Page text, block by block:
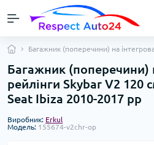
Багажник (поперечини) на
Багажник (поперечини)
рейлінги Skybar V2 120
Seat Ibiza 2010-2017 рр
Виробник: Erkul
Модель: 155674-v2chr-op